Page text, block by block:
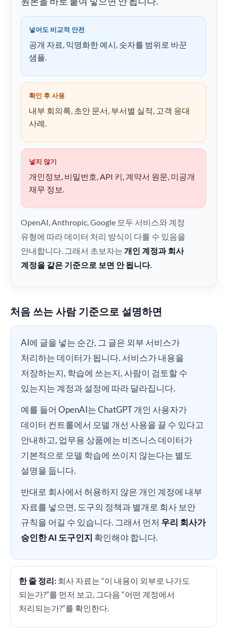
넣어도 비교적 안전
공개 자료, 익명화한 예시, 숫자를 범위로 바꾼
샘플.
확인 후 사용
내부 회의록, 초안 문서, 부서별 실적, 고객 응대
사례.
넣지 않기
개인정보, 비밀번호, API 키, 계약서 원문, 미공개
재무 정보.
OpenAI, Anthropic, Google 모두 서비스와 계정
유형에 따라 데이터 처리 방식이 다를 수 있음을
안내합니다. 그래서 초보자는 개인 계정과 회사
계정을 같은 기준으로 보면 안 됩니다.
처음 쓰는 사람 기준으로 설명하면
AI에 글을 넣는 순간, 그 글은 외부 서비스가
처리하는 데이터가 됩니다. 서비스가 내용을
저장하는지, 학습에 쓰는지, 사람이 검토할 수
있는지는 계정과 설정에 따라 달라집니다.
예를 들어 OpenAI는 ChatGPT 개인 사용자가
데이터 컨트롤에서 모델 개선 사용을 끌 수 있다고
안내하고, 업무용 상품에는 비즈니스 데이터가
기본적으로 모델 학습에 쓰이지 않는다는 별도
설명을 둡니다.
반대로 회사에서 허용하지 않은 개인 계정에 내부
자료를 넣으면, 도구의 정책과 별개로 회사 보안
규칙을 어길 수 있습니다. 그래서 먼저 우리 회사가
승인한 AI 도구인지 확인해야 합니다.
한 줄 정리: 회사 자료는 “이 내용이 외부로 나가도
되는가?”를 먼저 보고, 그다음 “어떤 계정에서
처리되는가?”를 확인한다.